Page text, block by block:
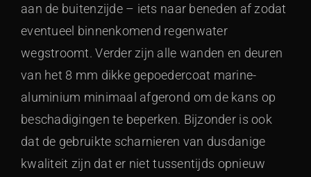
aan de buitenzijde – iets naar beneden af zodat
eventueel binnenkomend regenwater
wegstroomt. Verder zijn alle wanden en deuren
van het 8 mm dikke gepoedercoat marine-
aluminium minimaal afgerond om de kans op
beschadigingen te beperken. Bijzonder is ook
dat de gebruikte scharnieren van dusdanige
kwaliteit zijn dat er niet tussentijds opnieuw